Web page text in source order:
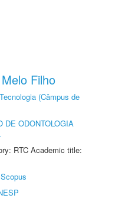
Filho
(Câmpus de
DE ODONTOLOGIA
RTC Academic title:
Scopus